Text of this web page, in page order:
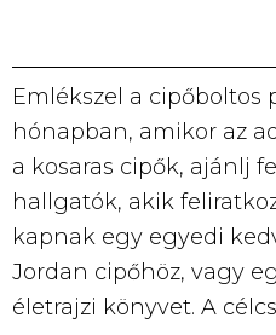
Emlékszel a cipőboltos
hónapban, amikor az
a kosaras cipők, ajánlj
hallgatók, akik
kapnak egy egyedi
Jordan cipőhöz, vagy
életrajzi könyvet. A